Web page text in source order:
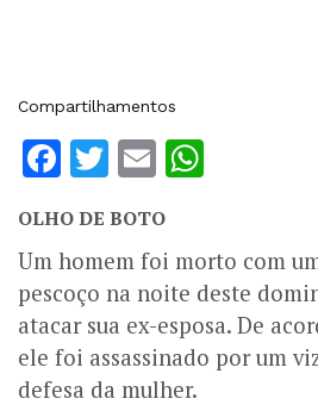
Compartilhamentos
Facebook
Twitter
Email
OLHO DE BOTO
Um homem foi morto com
pescoço na noite deste
atacar sua ex-esposa. De
ele foi assassinado por um
defesa da mulher.